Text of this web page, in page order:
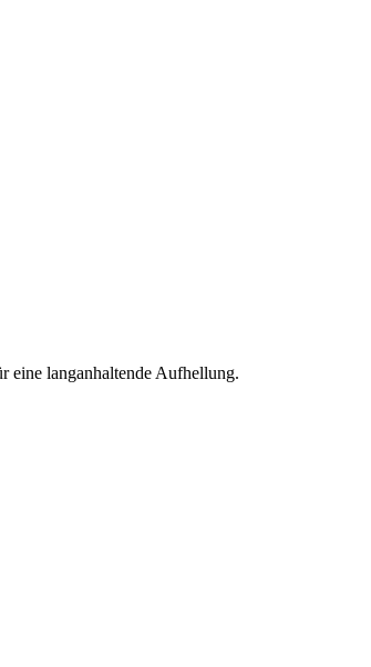
eine langanhaltende Aufhellung.